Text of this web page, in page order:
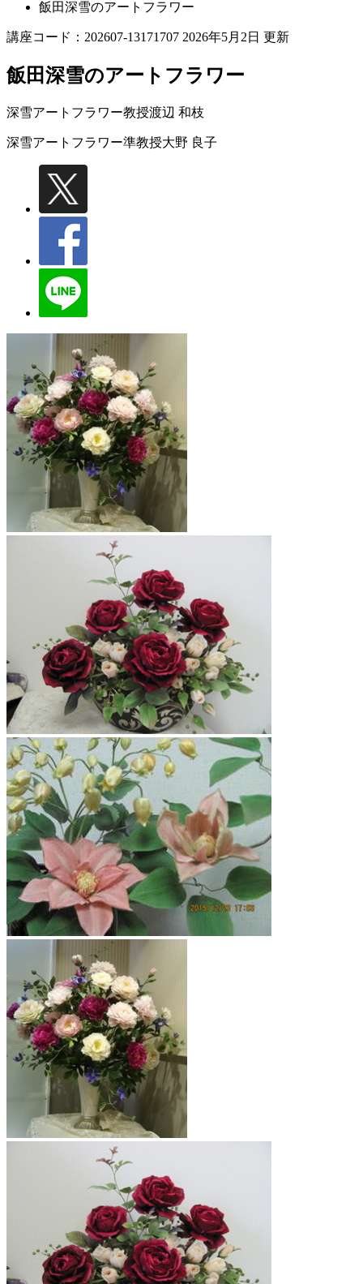
飯田深雪のアートフラワー
講座コード：202607-13171707 2026年5月2日 更新
飯田深雪のアートフラワー
深雪アートフラワー教授渡辺 和枝
深雪アートフラワー準教授大野 良子